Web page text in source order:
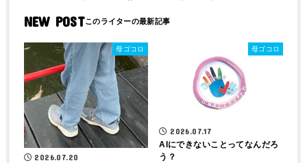
NEW POST
母ゴコロ
2026.07.20
母ゴコロ
2026.07.17
AIにできないことってなんだろ
う？